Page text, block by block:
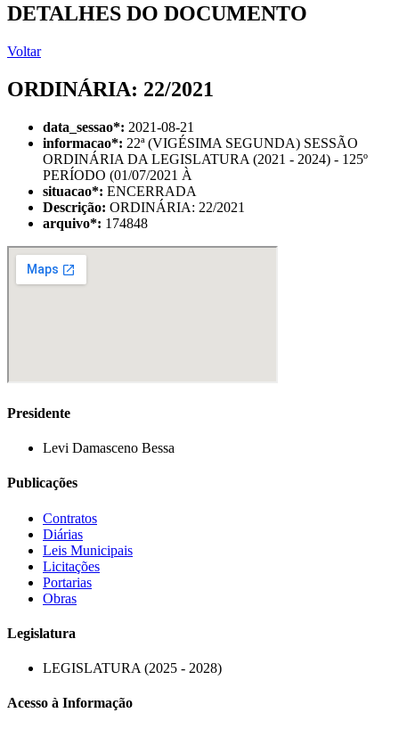
DETALHES DO DOCUMENTO
Voltar
ORDINÁRIA: 22/2021
data_sessao*: 2021-08-21
informacao*: 22ª (VIGÉSIMA SEGUNDA) SESSÃO
ORDINÁRIA DA LEGISLATURA (2021 - 2024) - 125º
PERÍODO (01/07/2021 À
situacao*: ENCERRADA
Descrição: ORDINÁRIA: 22/2021
arquivo*: 174848
Presidente
Levi Damasceno Bessa
Publicações
Contratos
Diárias
Leis Municipais
Licitações
Portarias
Obras
Legislatura
LEGISLATURA (2025 - 2028)
Acesso à Informação